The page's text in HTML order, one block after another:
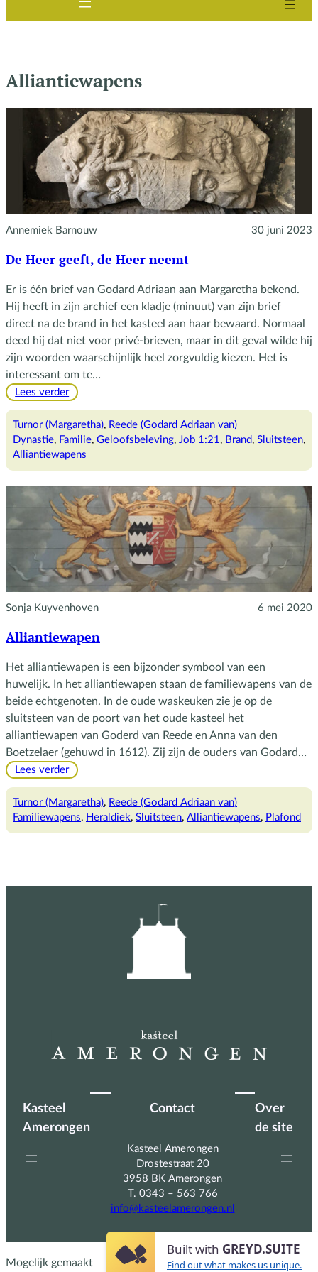
Alliantiewapens
Annemiek Barnouw 30 juni 2023
De Heer geeft, de Heer neemt
Er is één brief van Godard Adriaan aan Margaretha bekend.
Hij heeft in zijn archief een kladje (minuut) van zijn brief
direct na de brand in het kasteel aan haar bewaard. Normaal
deed hij dat niet voor privé-brieven, maar in dit geval wilde hij
zijn woorden waarschijnlijk heel zorgvuldig kiezen. Het is
interessant om te…
Lees verder:
Heer
geeft,
de
Turnor (Margaretha), Reede (Godard Adriaan van)
Dynastie, Familie, Geloofsbeleving, Job 1:21, Brand, Sluitsteen
Alliantiewapens
Sonja Kuyvenhoven 6 mei 2020
Alliantiewapen
Het alliantiewapen is een bijzonder symbool van een
huwelijk. In het alliantiewapen staan de familiewapens van de
beide echtgenoten. In de oude waskeuken zie je op de
sluitsteen van de poort van het oude kasteel het
alliantiewapen van Goderd van Reede en Anna van den
Boetzelaer (gehuwd in 1612). Zij zijn de ouders van Godard…
Lees verder:
Turnor (Margaretha), Reede (Godard Adriaan van)
Familiewapens, Heraldiek, Sluitsteen, Alliantiewapens, Plafond
Kasteel
Amerongen
Contact
Kasteel Amerongen
Drostestraat 20
3958 BK Amerongen
T. 0343 – 563 766
info@kasteelamerongen.nl
Over
de site
Mogelijk gemaakt
Built with GREYD.SUITE
Find out what makes us unique.